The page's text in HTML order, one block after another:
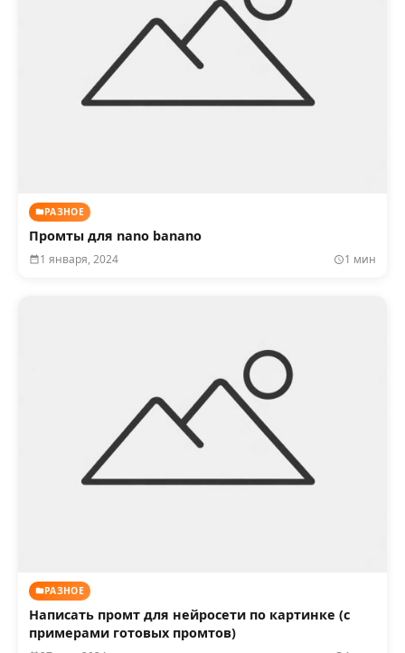
РАЗНОЕ
Промты для nano banano
1 января, 2024 1 мин
РАЗНОЕ
Написать промт для нейросети по картинке (с
примерами готовых промтов)